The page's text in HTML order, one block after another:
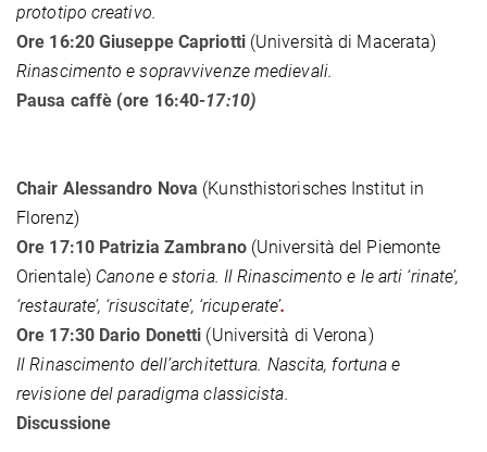
prototipo creativo.
Ore 16:20 Giuseppe Capriotti(Università di Macerata)
Rinascimento e sopravvivenze medievali.
Pausa caffè (ore 16:40-17:10)
Chair Alessandro Nova (Kunsthistorisches Institut in
Florenz)
Ore 17:10 Patrizia Zambrano (Università del Piemonte
Orientale) Canone e storia. Il Rinascimento e le arti ‘rinate’,
‘restaurate’, ‘risuscitate’, ‘ricuperate’.
Ore 17:30 Dario Donetti (Università di Verona)
Il Rinascimento dell’architettura. Nascita, fortuna e
revisione del paradigma classicista.
Discussione